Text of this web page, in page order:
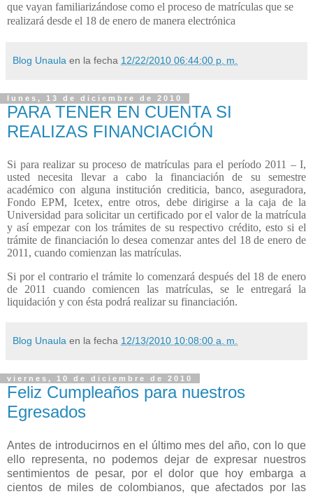
que vayan familiarizándose como el proceso de matrículas que se
realizará desde el 18 de enero de manera electrónica
Blog Unaula en la fecha 12/22/2010 06:44:00 p. m.
lunes, 13 de diciembre de 2010
PARA TENER EN CUENTA SI
REALIZAS FINANCIACIÓN
Si para realizar su proceso de matrículas para el período 2011 – I,
usted necesita llevar a cabo la financiación de su semestre
académico con alguna institución crediticia, banco, aseguradora,
Fondo EPM, Icetex, entre otros, debe dirigirse a la caja de la
Universidad para solicitar un certificado por el valor de la matrícula
y así empezar con los trámites de su respectivo crédito, esto si el
trámite de financiación lo desea comenzar antes del 18 de enero de
2011, cuando comienzan las matrículas.
Si por el contrario el trámite lo comenzará después del 18 de enero
de 2011 cuando comiencen las matrículas, se le entregará la
liquidación y con ésta podrá realizar su financiación.
Blog Unaula en la fecha 12/13/2010 10:08:00 a. m.
viernes, 10 de diciembre de 2010
Feliz Cumpleaños para nuestros
Egresados
Antes de introducirnos en el último mes del año, con lo que
ello representa, no podemos dejar de expresar nuestros
sentimientos de pesar, por el dolor que hoy embarga a
cientos de miles de colombianos, que afectados por las